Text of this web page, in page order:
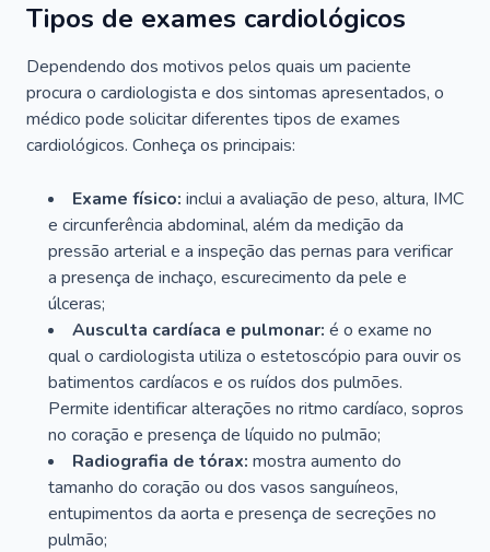
Tipos de exames cardiológicos
Dependendo dos motivos pelos quais um paciente
procura o cardiologista e dos sintomas apresentados, o
médico pode solicitar diferentes tipos de exames
cardiológicos. Conheça os principais:
Exame físico: inclui a avaliação de peso, altura, IMC
e circunferência abdominal, além da medição da
pressão arterial e a inspeção das pernas para verificar
a presença de inchaço, escurecimento da pele e
úlceras;
Ausculta cardíaca e pulmonar: é o exame no
qual o cardiologista utiliza o estetoscópio para ouvir os
batimentos cardíacos e os ruídos dos pulmões.
Permite identificar alterações no ritmo cardíaco, sopros
no coração e presença de líquido no pulmão;
Radiografia de tórax: mostra aumento do
tamanho do coração ou dos vasos sanguíneos,
entupimentos da aorta e presença de secreções no
pulmão;